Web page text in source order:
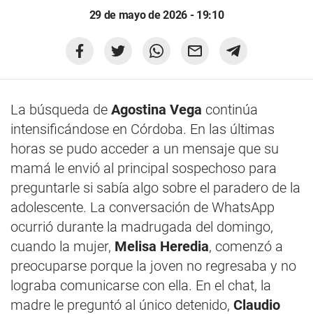
29 de mayo de 2026 - 19:10
La búsqueda de Agostina Vega continúa
intensificándose en Córdoba. En las últimas
horas se pudo acceder a un mensaje que su
mamá le envió al principal sospechoso para
preguntarle si sabía algo sobre el paradero de la
adolescente. La conversación de WhatsApp
ocurrió durante la madrugada del domingo,
cuando la mujer, Melisa Heredia, comenzó a
preocuparse porque la joven no regresaba y no
lograba comunicarse con ella. En el chat, la
madre le preguntó al único detenido, Claudio